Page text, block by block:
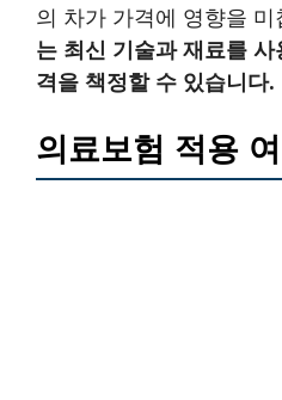
의 차가 가격에 영향을 미
는 최신 기술과 재료를
격을 책정할 수 있습니다.
의료보험 적용